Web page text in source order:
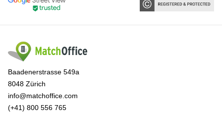
Baadenerstrasse 549a
8048 Zürich
info@matchoffice.com
(+41) 800 556 765